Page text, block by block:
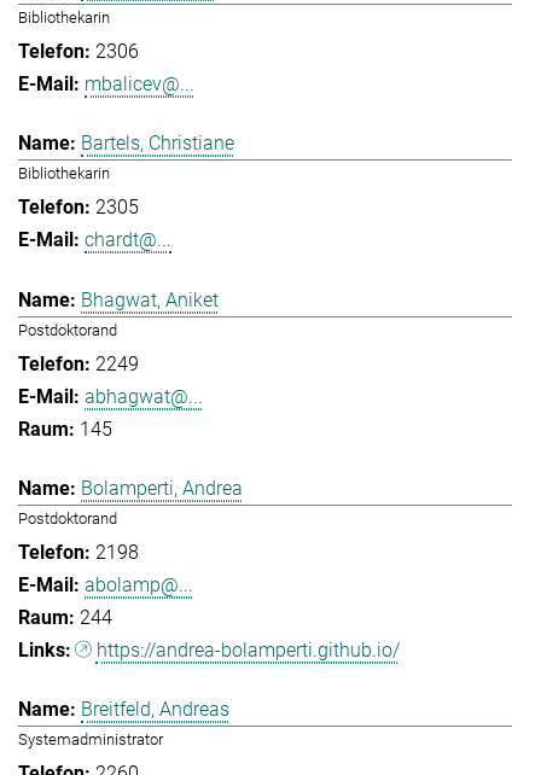
Bibliothekarin
2306
mbalicev@...
Bartels, Christiane
Bibliothekarin
2305
chardt@...
Bhagwat, Aniket
Postdoktorand
2249
abhagwat@...
145
Bolamperti, Andrea
Postdoktorand
2198
abolamp@...
244
https://andrea-bolamperti.github.io/
Breitfeld, Andreas
Systemadministrator